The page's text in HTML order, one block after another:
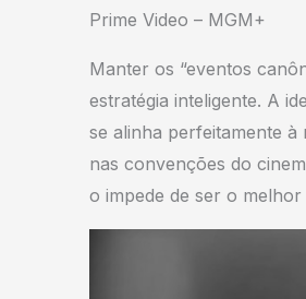
Prime Video – MGM+
Manter os “eventos
estratégia inteligente. A
se alinha perfeitamente à
nas convenções do
o impede de ser o